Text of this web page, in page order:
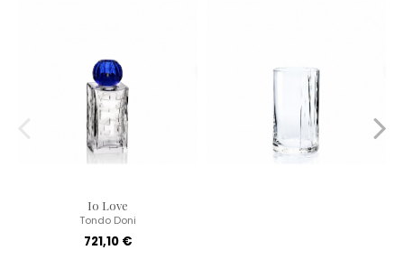
Io Love
Tondo Doni
721,10 €